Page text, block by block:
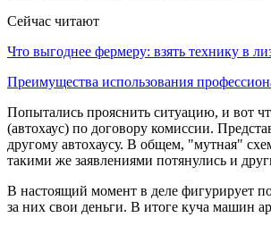
Сейчас читают
Что выгоднее фермеру: взять технику в
Преимущества использования
Попытались прояснить ситуацию, и вот
(автохаус) по договору комиссии.
другому автохаусу. В общем, "мутная"
такими же заявлениями потянулись и
В настоящий момент в деле фигурирует
за них свои деньги. В итоге куча машин